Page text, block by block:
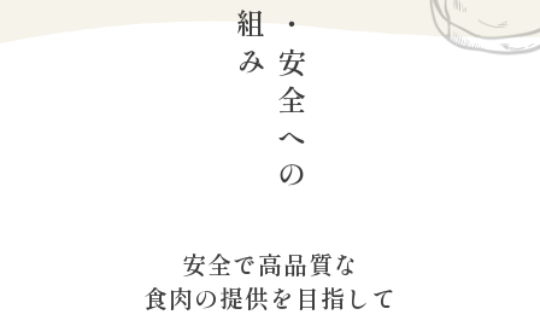
安心・安全への
安全で高品質な
食肉の提供を目指して